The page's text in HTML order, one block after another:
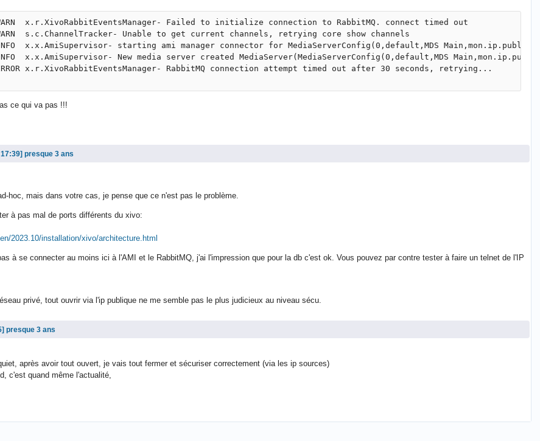
x.r.XivoRabbitEventsManager- Failed to initialize connection to RabbitMQ. connect timed out
s.c.ChannelTracker- Unable to get current channels, retrying core show channels
x.x.AmiSupervisor- starting ami manager connector for MediaServerConfig(0,default,MDS
x.x.AmiSupervisor- New media server created MediaServer(MediaServerConfig(0,default,MDS
x.r.XivoRabbitEventsManager- RabbitMQ connection attempt timed out after 30 seconds, retrying...
ce qui va pas !!!
presque 3 ans
hoc, mais dans votre cas, je pense que ce n'est pas le problème.
à pas mal de ports différents du xivo:
2023.10/installation/xivo/architecture.html
à se connecter au moins ici à l'AMI et le RabbitMQ, j'ai l'impression que pour la db c'est ok. Vous pouvez par contre tester à faire un telnet de l'IP
privé, tout ouvrir via l'ip publique ne me semble pas le plus judicieux au niveau sécu.
presque 3 ans
après avoir tout ouvert, je vais tout fermer et sécuriser correctement (via les ip sources)
c'est quand même l'actualité,